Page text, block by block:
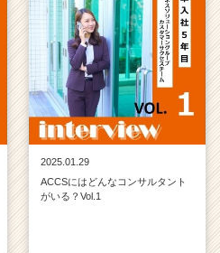
2025.01.29
ACCSにはどんなコンサルタント
がいる？Vol.1